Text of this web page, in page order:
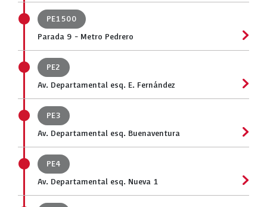
PE1500
Parada 9 - Metro Pedrero
PE2
Av. Departamental esq. E. Fernández
PE3
Av. Departamental esq. Buenaventura
PE4
Av. Departamental esq. Nueva 1